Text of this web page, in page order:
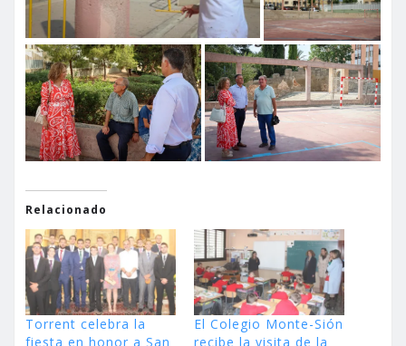
Relacionado
Torrent celebra la
fiesta en honor a San
El Colegio Monte-Sión
recibe la visita de la